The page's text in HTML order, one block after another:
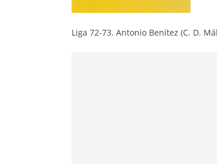
Liga 72-73. Antonio Benítez (C. D.